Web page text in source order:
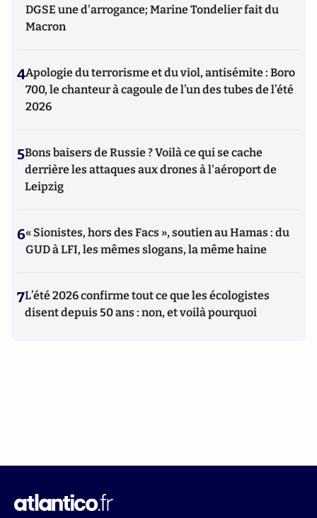
DGSE une d'arrogance; Marine Tondelier fait du
Macron
4Apologie du terrorisme et du viol, antisémite : Boro
700, le chanteur à cagoule de l’un des tubes de l’été
2026
5Bons baisers de Russie ? Voilà ce qui se cache
derrière les attaques aux drones à l'aéroport de
Leipzig
6« Sionistes, hors des Facs », soutien au Hamas : du
GUD à LFI, les mêmes slogans, la même haine
7L’été 2026 confirme tout ce que les écologistes
disent depuis 50 ans : non, et voilà pourquoi